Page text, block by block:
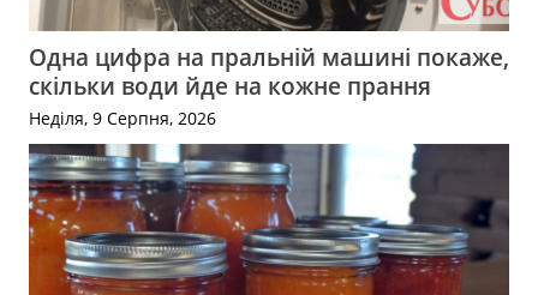
Одна цифра на пральній машині покаже,
скільки води йде на кожне прання
Неділя, 9 Серпня, 2026